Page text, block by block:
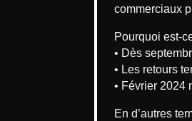
commerciaux
Pourquoi est-
• Dès
• Les retours
• Février 2024
En d’autres